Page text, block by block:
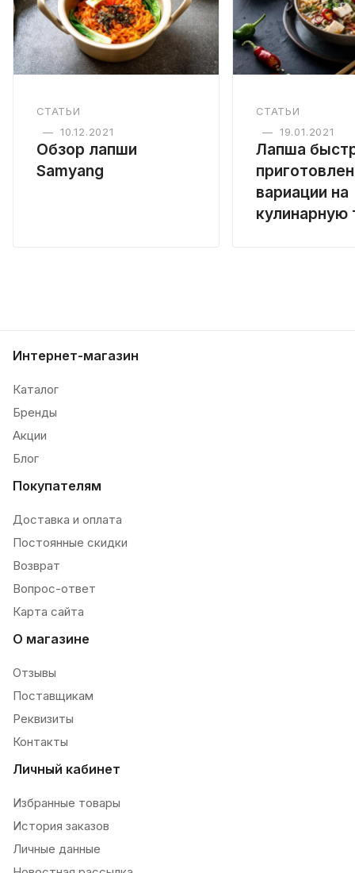
СТАТЬИ
— 10.12.2021
Обзор лапши
Samyang
СТАТЬИ
— 19.01.2021
Лапша
вариации на
кулинарную
Интернет-магазин
Каталог
Бренды
Акции
Блог
Покупателям
Доставка и оплата
Постоянные скидки
Возврат
Вопрос-ответ
Карта сайта
О магазине
Отзывы
Поставщикам
Реквизиты
Контакты
Личный кабинет
Избранные товары
История заказов
Личные данные